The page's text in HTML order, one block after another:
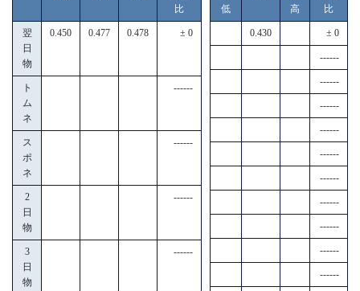
比
翌
日
物
0.450 0.477 0.478 ± 0
ト
ム
ネ
------
ス
ポ
ネ
------
2
日
物
------
3
日
物
------
低
高
比
0.430 ± 0
------
------
------
------
------
------
------
------
------
------